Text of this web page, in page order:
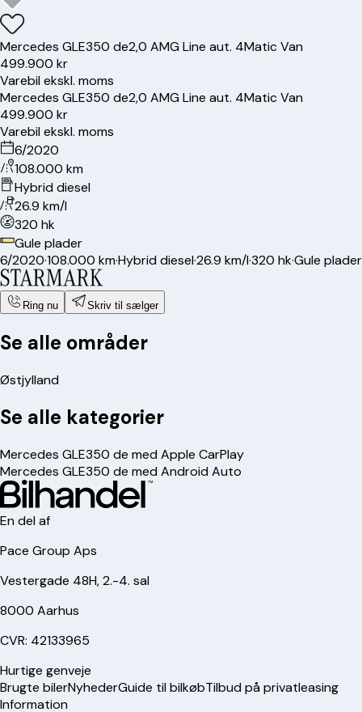
Mercedes GLE350 de2,0 AMG Line aut. 4Matic Van
499.900 kr
Varebil ekskl. moms
Mercedes GLE350 de2,0 AMG Line aut. 4Matic Van
499.900 kr
Varebil ekskl. moms
6/2020
108.000 km
Hybrid diesel
26.9 km/l
320 hk
Gule plader
6/2020·108.000 km·Hybrid diesel·26.9 km/l·320 hk·Gule plader
Ring nu Skriv til sælger
Se alle områder
Østjylland
Se alle kategorier
Mercedes GLE350 de med Apple CarPlay
Mercedes GLE350 de med Android Auto
En del af
Pace Group Aps
Vestergade 48H, 2.-4. sal
8000 Aarhus
CVR: 42133965
Hurtige genveje
Brugte bilerNyhederGuide til bilkøbTilbud på privatleasing
Information